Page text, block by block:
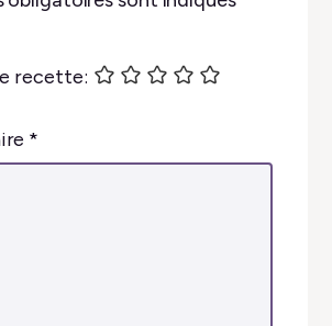
recette:
*